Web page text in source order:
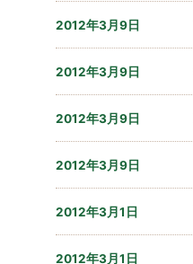
2012年3月9日
2012年3月9日
2012年3月9日
2012年3月9日
2012年3月1日
2012年3月1日